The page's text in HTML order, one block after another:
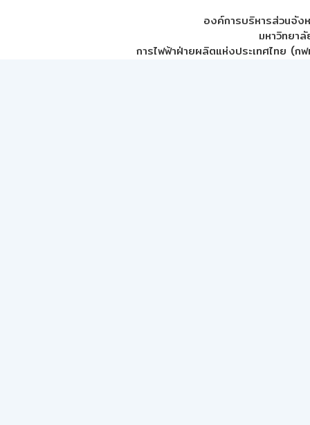
องค์การบริหารส่วนจัง
มหาวิทยา
การไฟฟ้าฝ่ายผลิตแห่งประเทศไทย (กฟ